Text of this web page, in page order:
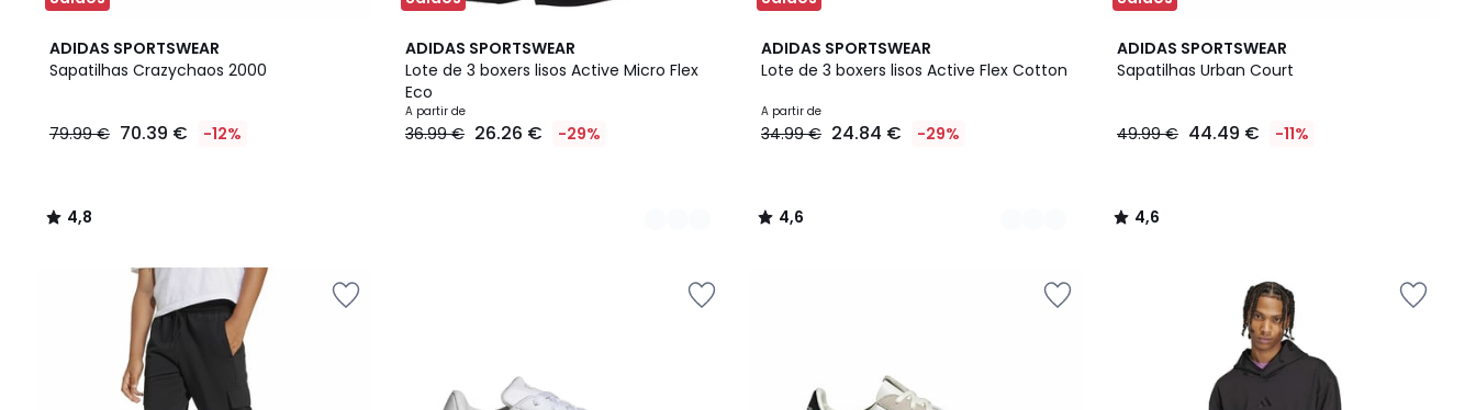
ADIDAS SPORTSWEAR
Sapatilhas Crazychaos 2000
€
79.99
79.99 € 70.39 € -12%
4,8
/ 5
4,8
/
ADIDAS SPORTSWEAR
Lote de 3 boxers lisos Active Micro Flex
Eco
A partir de
36.99 € 26.26 € -29%
2
Cores
ADIDAS SPORTSWEAR
Lote de 3 boxers lisos Active Flex Cotton
A partir de
34.99 € 24.84 € -29%
4,6
/ 5
2
Cores
4,6
/
ADIDAS SPORTSWEAR
Sapatilhas Urban Court
49.99 € 44.49 € -11%
4,6
/ 5
4,6
/